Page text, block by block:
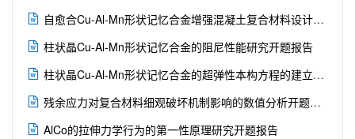
 自愈合Cu-Al-Mn形状记忆合金增强混凝土复合材料设计和研究开题报告
 柱状晶Cu-Al-Mn形状记忆合金的阻尼性能研究开题报告
 柱状晶Cu-Al-Mn形状记忆合金的超弹性本构方程的建立开题报告
 残余应力对复合材料细观破坏机制影响的数值分析开题报告
 AlCo的拉伸力学行为的第一性原理研究开题报告